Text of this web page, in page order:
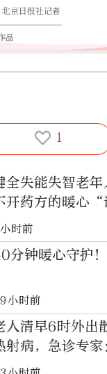
北京日报社记者
品
1
全失能失智老年
开药方的暖心“
时前
分钟暖心守护！
小时前
人清早6时外出
射病，急诊专